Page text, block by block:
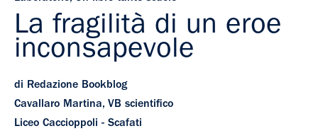
La fragilità di un eroe
inconsapevole
di Redazione Bookblog
Cavallaro Martina, VB scientifico
Liceo Caccioppoli - Scafati